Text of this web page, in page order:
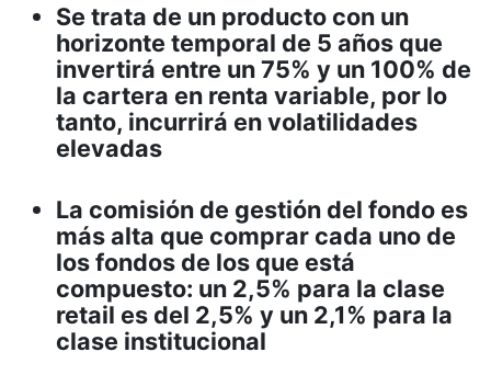
Se trata de un producto con un
horizonte temporal de 5 años que
invertirá entre un 75% y un 100% de
la cartera en renta variable, por lo
tanto, incurrirá en volatilidades
elevadas
La comisión de gestión del fondo es
más alta que comprar cada uno de
los fondos de los que está
compuesto: un 2,5% para la clase
retail es del 2,5% y un 2,1% para la
clase institucional